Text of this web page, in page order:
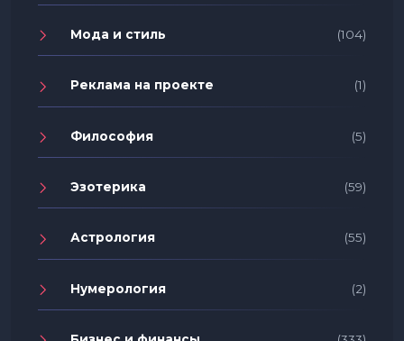
Мода и стиль (104)
Реклама на проекте (1)
Философия (5)
Эзотерика (59)
Астрология (55)
Нумерология (2)